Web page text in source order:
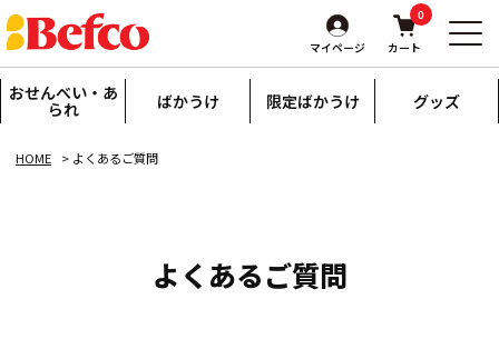
マイページ カート
0
おせんべい・あ
られ ばかうけ 限定ばかうけ グッズ
HOME よくあるご質問
よくあるご質問